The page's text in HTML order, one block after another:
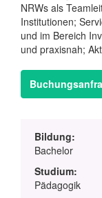
NRWs als
Institutionen;
und im Bereich
und praxisnah;
Bildung:
Bachelor
Studium:
Pädagogik